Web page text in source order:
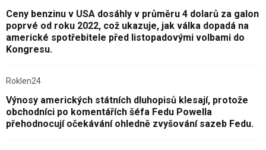
Ceny benzinu v USA dosáhly v průměru 4 dolarů za galon
poprvé od roku 2022, což ukazuje, jak válka dopadá na
americké spotřebitele před listopadovými volbami do
Kongresu.
Roklen24
Výnosy amerických státních dluhopisů klesají, protože
obchodníci po komentářích šéfa Fedu Powella
přehodnocují očekávání ohledně zvyšování sazeb Fedu.